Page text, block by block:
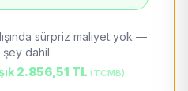
sürpriz maliyet yok —
şey dahil.
2.856,51 TL (TCMB)